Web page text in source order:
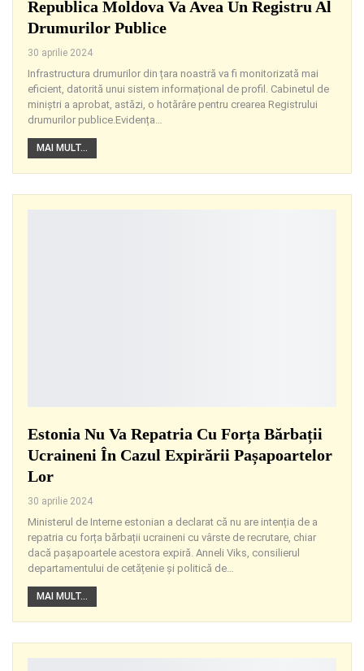
Republica Moldova Va Avea Un Registru Al
Drumurilor Publice
30 aprilie 2024
Infrastructura drumurilor din țara noastră va fi monitorizată mai
eficient, datorită unui sistem informațional de profil. Cabinetul de
miniștri a aprobat, astăzi, o hotărâre pentru crearea Registrului
drumurilor publice.Evidența
MAI MULT...
Estonia Nu Va Repatria Cu Forța Bărbații
Ucraineni În Cazul Expirării Pașapoartelor
Lor
30 aprilie 2024
Ministerul de Interne estonian a declarat că nu are intenția de a
repatria cu forța bărbații ucraineni cu vârste de recrutare, chiar
dacă pașapoartele acestora expiră. Anneli Viks, consilierul
departamentului de cetățenie și politică de
MAI MULT...